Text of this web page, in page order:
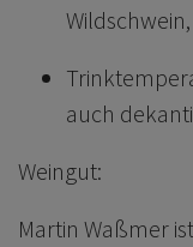
auch
Weingut:
Martin Waßmer